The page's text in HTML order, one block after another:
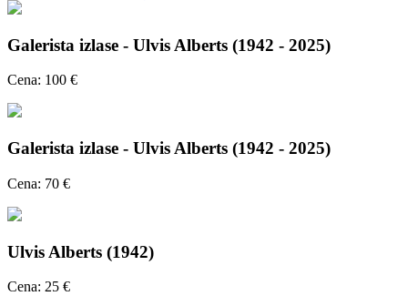
Galerista izlase - Ulvis Alberts (1942 - 2025)
Cena: 100 €
Galerista izlase - Ulvis Alberts (1942 - 2025)
Cena: 70 €
Ulvis Alberts (1942)
Cena: 25 €